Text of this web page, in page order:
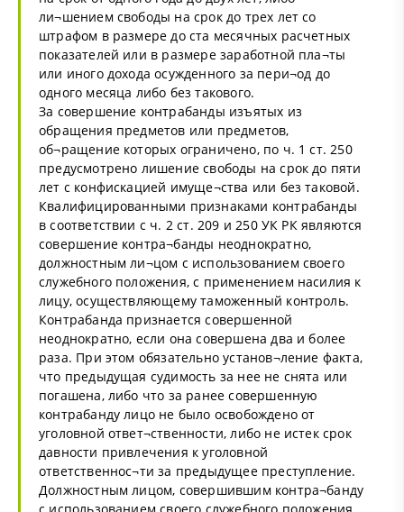
ли¬шением свободы на срок до трех лет со
штрафом в размере до ста месячных расчетных
показателей или в размере заработной пла¬ты
или иного дохода осужденного за пери¬од до
одного месяца либо без такового.
За совершение контрабанды изъятых из
обращения предметов или предметов,
об¬ращение которых ограничено, по ч. 1 ст. 250
предусмотрено лишение свободы на срок до пяти
лет с конфискацией имуще¬ства или без таковой.
Квалифицированными признаками контрабанды
в соответствии с ч. 2 ст. 209 и 250 УК РК являются
совершение контра¬банды неоднократно,
должностным ли¬цом с использованием своего
служебного положения, с применением насилия к
лицу, осуществляющему таможенный контроль.
Контрабанда признается совершенной
неоднократно, если она совершена два и более
раза. При этом обязательно установ¬ление факта,
что предыдущая судимость за нее не снята или
погашена, либо что за ранее совершенную
контрабанду лицо не было освобождено от
уголовной ответ¬ственности, либо не истек срок
давности привлечения к уголовной
ответственнос¬ти за предыдущее преступление.
Должностным лицом, совершившим контра¬банду
с использованием своего служебного положения